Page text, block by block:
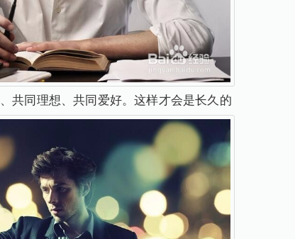
共同理想、共同爱好。这样才会是长久的